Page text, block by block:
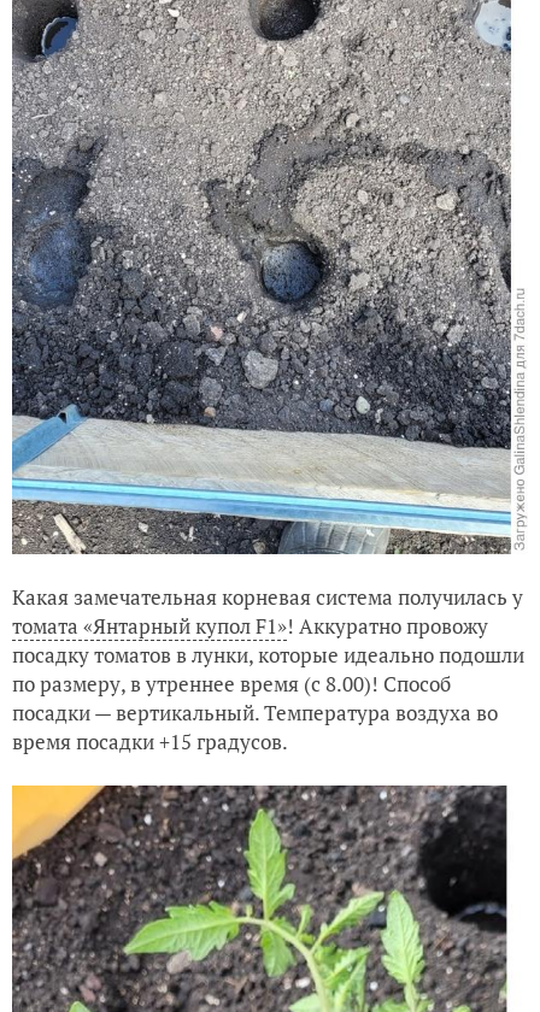
Какая замечательная корневая система получилась у
томата «Янтарный купол F1»! Аккуратно провожу
посадку томатов в лунки, которые идеально подошли
по размеру, в утреннее время (с 8.00)! Способ
посадки — вертикальный. Температура воздуха во
время посадки +15 градусов.